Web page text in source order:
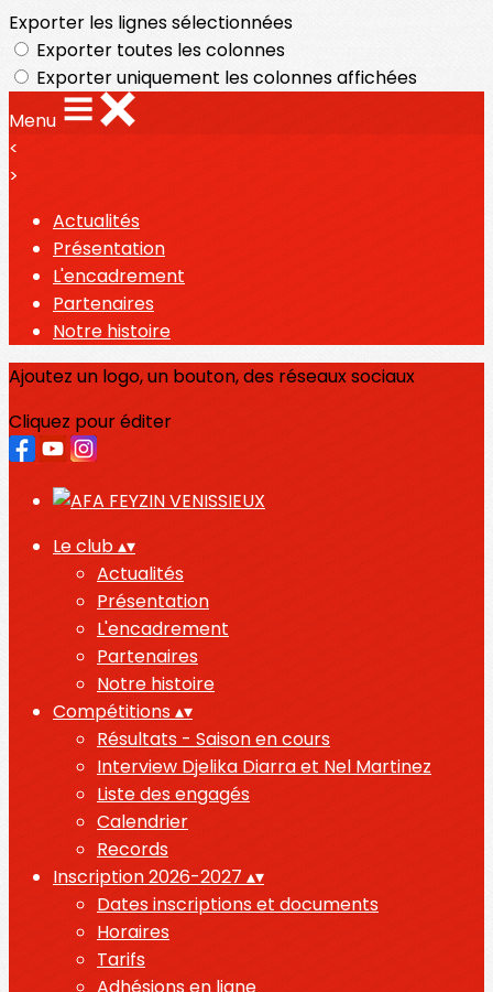
Exporter les lignes sélectionnées
Exporter toutes les colonnes
Exporter uniquement les colonnes affichées
Menu
<
>
Actualités
Présentation
L'encadrement
Partenaires
Notre histoire
Ajoutez un logo, un bouton, des réseaux sociaux
Cliquez pour éditer
Le club▴▾
Actualités
Présentation
L'encadrement
Partenaires
Notre histoire
Compétitions▴▾
Résultats - Saison en cours
Interview Djelika Diarra et Nel Martinez
Liste des engagés
Calendrier
Records
Inscription 2026-2027 ▴▾
Dates inscriptions et documents
Horaires
Tarifs